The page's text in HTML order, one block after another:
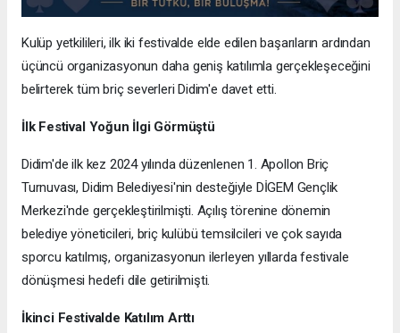
Kulüp yetkilileri, ilk iki festivalde elde edilen başarıların ardından
üçüncü organizasyonun daha geniş katılımla gerçekleşeceğini
belirterek tüm briç severleri Didim'e davet etti.
İlk Festival Yoğun İlgi Görmüştü
Didim'de ilk kez 2024 yılında düzenlenen 1. Apollon Briç
Turnuvası, Didim Belediyesi'nin desteğiyle DİGEM Gençlik
Merkezi'nde gerçekleştirilmişti. Açılış törenine dönemin
belediye yöneticileri, briç kulübü temsilcileri ve çok sayıda
sporcu katılmış, organizasyonun ilerleyen yıllarda festivale
dönüşmesi hedefi dile getirilmişti.
İkinci Festivalde Katılım Arttı